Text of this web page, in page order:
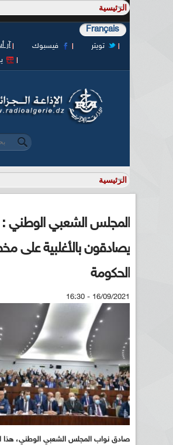
Français
آر فيسبوك
تويتر
‏بحث ‏
المجلس الشعبي الوطني :
يصادقون بالأغلبية على
الحكومة
16/09/2021 - 16:30
صادق نواب المجلس الشعبي الوطني، هذا